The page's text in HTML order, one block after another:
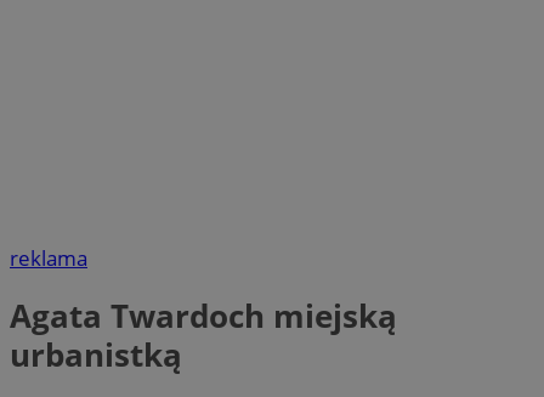
reklama
Agata Twardoch miejską
urbanistką